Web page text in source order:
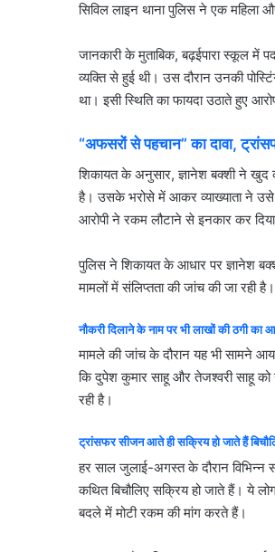
सिविल लाइन थाना पुलिस ने एक
जानकारी के मुताबिक, बढ़ईपारा स्कूल में
व्यक्ति से हुई थी। उस दौरान उनकी
था। इसी स्थिति का फायदा उठाते हुए
“अफसरों से पहचान”का दावा,
शिकायत के अनुसार, ज्ञानेश बक्शी ने खुद
है। उसके भरोसे में आकर व्याख्याता ने उसे
आरोपी ने रकम लौटाने से इनकार कर
पुलिस ने शिकायत के आधार पर ज्ञानेश
मामलों में संलिप्तता की जांच की जा रही है।
नौकरीदिलानेकेनामपरभीलाखोंकीठगीका
मामले की जांच के दौरान यह भी सामने
कि दुपेश कुमार साहू और तेजश्वरी साहू
रही है।
ट्रांसफरसीजनआतेहीसक्रियहोजातेहैं
हर साल जुलाई-अगस्त के दौरान विभिन्न
कथित बिचौलिए सक्रिय हो जाते हैं। ये
बदले में मोटी रकम की मांग करते हैं।